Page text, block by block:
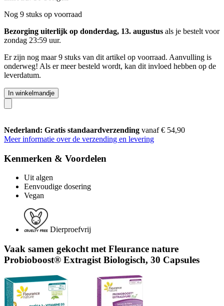
Nog 9 stuks op voorraad
Bezorging uiterlijk op donderdag, 13. augustus als je bestelt voor
zondag 23:59 uur.
Er zijn nog maar 9 stuks van dit artikel op voorraad. Aanvulling is
onderweg! Als er meer besteld wordt, kan dit invloed hebben op de
leverdatum.
In winkelmandje
Nederland: Gratis standaardverzending vanaf € 54,90
Meer informatie over de verzending en levering
Kenmerken & Voordelen
Uit algen
Eenvoudige dosering
Vegan
Dierproefvrij
Vaak samen gekocht met Fleurance nature
Probioboost® Extragist Biologisch, 30 Capsules